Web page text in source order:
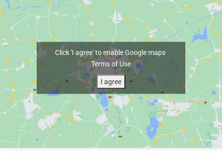
Click 'I agree' to enable Google maps
Terms of Use
I agree